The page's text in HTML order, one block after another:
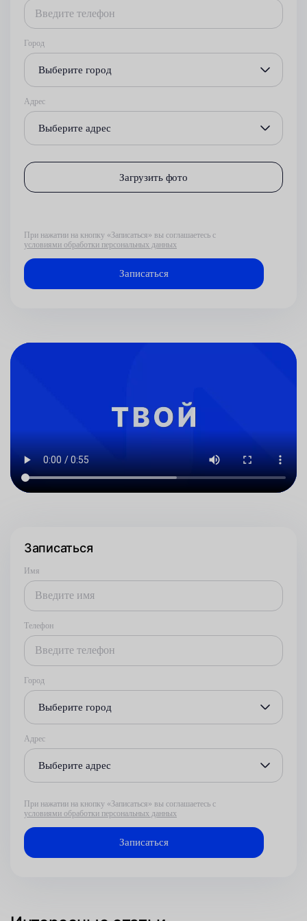
Город
Выберите город
Адрес
Выберите адрес
Загрузить фото
При нажатии на кнопку «Записаться» вы соглашаетесь с
условиями обработки персональных данных
Записаться
Имя
Телефон
Город
Выберите город
Адрес
Выберите адрес
При нажатии на кнопку «Записаться» вы соглашаетесь с
условиями обработки персональных данных